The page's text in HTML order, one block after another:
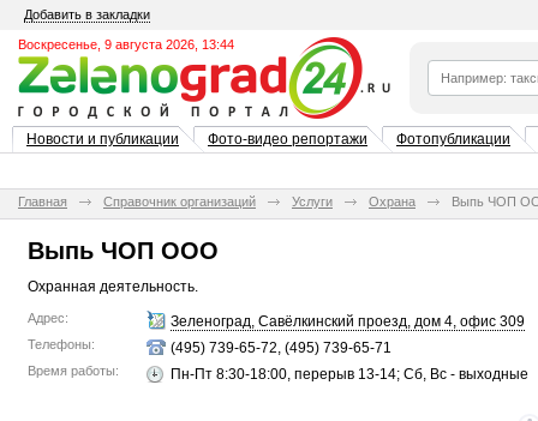
Добавить в закладки
Воскресенье, 9 августа 2026, 13:44
Новости и публикации Фото-видео репортажи Фотопубликации
Главная Справочник организаций Услуги Охрана Выпь ЧОП
Выпь ЧОП ООО
Охранная деятельность.
Адрес: Зеленоград, Савёлкинский проезд, дом 4, офис 309
Телефоны: (495) 739-65-72, (495) 739-65-71
Время работы: Пн-Пт 8:30-18:00, перерыв 13-14; Сб, Вс - выходные